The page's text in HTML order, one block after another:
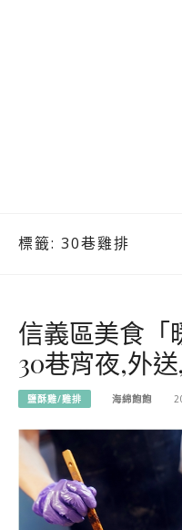
標籤: 30巷雞排
信義區美食「
30巷宵夜,外
鹽酥雞/雞排 海綿飽飽